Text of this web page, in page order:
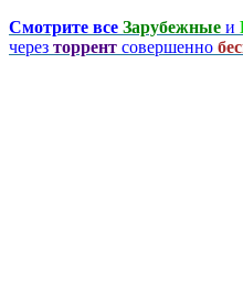
Смотрите все Зарубежные и
через торрент совершенно